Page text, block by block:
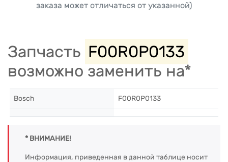
заказа может отличаться от указанной)
Запчасть F00R0P0133
возможно заменить на*
Bosch F00R0P0133
* ВНИМАНИЕ!
Информация, приведенная в данной таблице носит